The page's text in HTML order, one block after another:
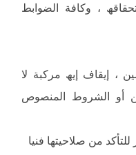
، وكافة الضوابط
، إیقاف إیھ مركبة لا
أو الشروط المنصوص
من صلاحیتھا فنیا